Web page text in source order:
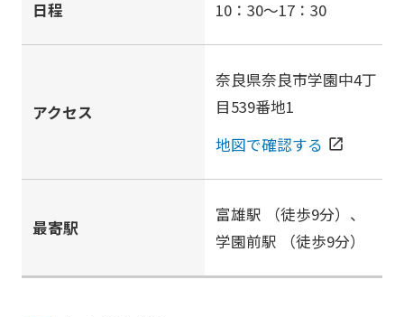
日程 10：30～17：30
アクセス
奈良県奈良市学園中4丁
目539番地1
地図で確認する open_in_new
最寄駅
富雄駅
（徒歩9分）、
学園前駅
（徒歩9分）